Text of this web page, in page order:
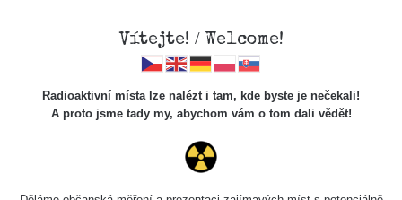
Vítejte! / Welcome!
Radioaktivní místa lze nalézt i tam, kde byste je nečekali!
A proto jsme tady my, abychom vám o tom dali vědět!